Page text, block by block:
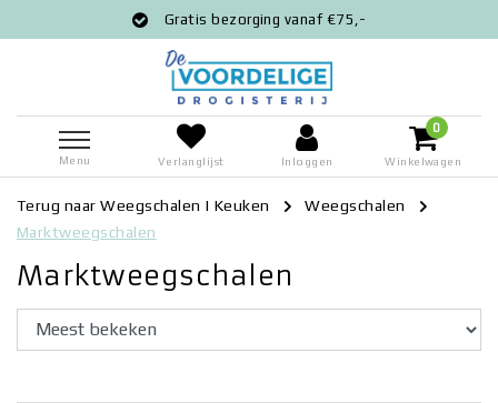
Gratis bezorging vanaf €75,-
Menu Verlanglijst Inloggen
0
Winkelwagen
Terug naar Weegschalen |Keuken
Weegschalen
Marktweegschalen
Marktweegschalen